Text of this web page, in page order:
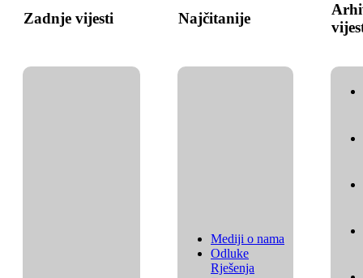
Zadnje vijesti Najčitanije
Mediji o nama
Odluke
Rješenja